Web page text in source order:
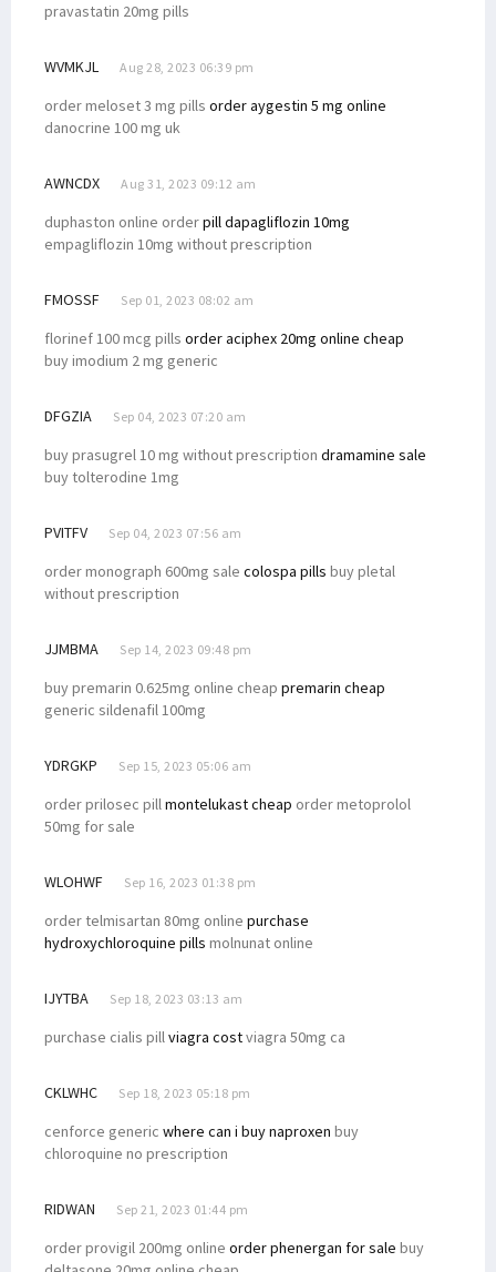
pravastatin 20mg pills
WVMKJL Aug 28, 2023 06:39 pm
order meloset 3 mg pills order aygestin 5 mg online
danocrine 100 mg uk
AWNCDX Aug 31, 2023 09:12 am
duphaston online orderpill dapagliflozin 10mg
empagliflozin 10mg without prescription
FMOSSF Sep 01, 2023 08:02 am
florinef 100 mcg pills order aciphex 20mg online cheap
buy imodium 2 mg generic
DFGZIA Sep 04, 2023 07:20 am
buy prasugrel 10 mg without prescription dramamine sale
buy tolterodine 1mg
PVITFV Sep 04, 2023 07:56 am
order monograph 600mg sale colospa pills buy pletal
without prescription
JJMBMA Sep 14, 2023 09:48 pm
buy premarin 0.625mg online cheap premarin cheap
generic sildenafil 100mg
YDRGKP Sep 15, 2023 05:06 am
order prilosec pillmontelukast cheap order metoprolol
50mg for sale
WLOHWF Sep 16, 2023 01:38 pm
order telmisartan 80mg online purchase
hydroxychloroquine pills molnunat online
IJYTBA Sep 18, 2023 03:13 am
purchase cialis pillviagra costviagra 50mg ca
CKLWHC Sep 18, 2023 05:18 pm
cenforce generic where can i buy naproxen buy
chloroquine no prescription
RIDWAN Sep 21, 2023 01:44 pm
order provigil 200mg online order phenergan for sale buy